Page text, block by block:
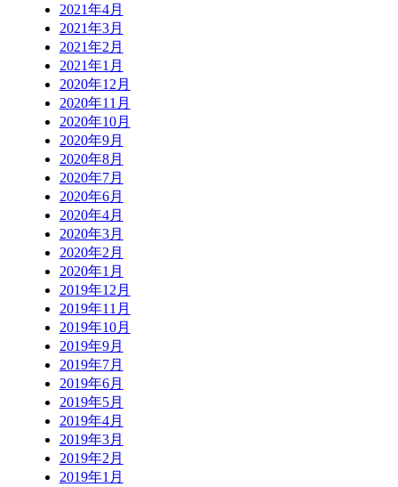
2021年4月
2021年3月
2021年2月
2021年1月
2020年12月
2020年11月
2020年10月
2020年9月
2020年8月
2020年7月
2020年6月
2020年4月
2020年3月
2020年2月
2020年1月
2019年12月
2019年11月
2019年10月
2019年9月
2019年7月
2019年6月
2019年5月
2019年4月
2019年3月
2019年2月
2019年1月